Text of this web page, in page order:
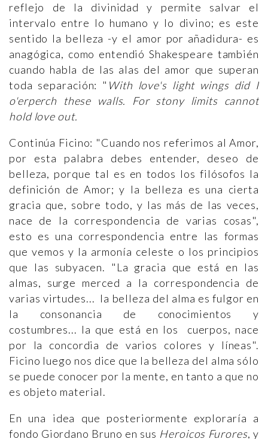
reflejo de la divinidad y permite salvar el
intervalo entre lo humano y lo divino; es este
sentido la belleza -y el amor por añadidura- es
anagógica, como entendió Shakespeare también
cuando habla de las alas del amor que superan
toda separación: " With love's light wings did I
o'erperch these walls. For stony limits cannot
hold love out.
Continúa Ficino: "Cuando nos referimos al Amor,
por esta palabra debes entender, deseo de
belleza, porque tal es en todos los filósofos la
definición de Amor; y la belleza es una cierta
gracia que, sobre todo, y las más de las veces,
nace de la correspondencia de varias cosas",
esto es una correspondencia entre las formas
que vemos y la armonía celeste o los principios
que las subyacen. "La gracia que está en las
almas, surge merced a la correspondencia de
varias virtudes... la belleza del alma es fulgor en
la consonancia de conocimientos y
costumbres... la que está en los cuerpos, nace
por la concordia de varios colores y líneas".
Ficino luego nos dice que la belleza del alma sólo
se puede conocer por la mente, en tanto a que no
es objeto material.
En una idea que posteriormente exploraría a
fondo Giordano Bruno en sus Heroicos Furores, y